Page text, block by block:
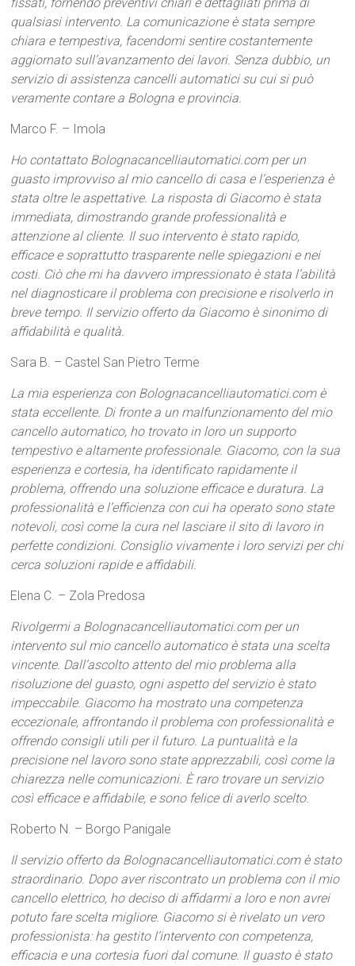
qualsiasi intervento. La comunicazione è stata sempre
chiara e tempestiva, facendomi sentire costantemente
aggiornato sull’avanzamento dei lavori. Senza dubbio, un
servizio di assistenza cancelli automatici su cui si può
veramente contare a Bologna e provincia.
Marco F. – Imola
Ho contattato Bolognacancelliautomatici.com per un
guasto improvviso al mio cancello di casa e l’esperienza è
stata oltre le aspettative. La risposta di Giacomo è stata
immediata, dimostrando grande professionalità e
attenzione al cliente. Il suo intervento è stato rapido,
efficace e soprattutto trasparente nelle spiegazioni e nei
costi. Ciò che mi ha davvero impressionato è stata l’abilità
nel diagnosticare il problema con precisione e risolverlo in
breve tempo. Il servizio offerto da Giacomo è sinonimo di
affidabilità e qualità.
Sara B. – Castel San Pietro Terme
La mia esperienza con Bolognacancelliautomatici.com è
stata eccellente. Di fronte a un malfunzionamento del mio
cancello automatico, ho trovato in loro un supporto
tempestivo e altamente professionale. Giacomo, con la sua
esperienza e cortesia, ha identificato rapidamente il
problema, offrendo una soluzione efficace e duratura. La
professionalità e l’efficienza con cui ha operato sono state
notevoli, così come la cura nel lasciare il sito di lavoro in
perfette condizioni. Consiglio vivamente i loro servizi per chi
cerca soluzioni rapide e affidabili.
Elena C. – Zola Predosa
Rivolgermi a Bolognacancelliautomatici.com per un
intervento sul mio cancello automatico è stata una scelta
vincente. Dall’ascolto attento del mio problema alla
risoluzione del guasto, ogni aspetto del servizio è stato
impeccabile. Giacomo ha mostrato una competenza
eccezionale, affrontando il problema con professionalità e
offrendo consigli utili per il futuro. La puntualità e la
precisione nel lavoro sono state apprezzabili, così come la
chiarezza nelle comunicazioni. È raro trovare un servizio
così efficace e affidabile, e sono felice di averlo scelto.
Roberto N. – Borgo Panigale
Il servizio offerto da Bolognacancelliautomatici.com è stato
straordinario. Dopo aver riscontrato un problema con il mio
cancello elettrico, ho deciso di affidarmi a loro e non avrei
potuto fare scelta migliore. Giacomo si è rivelato un vero
professionista: ha gestito l’intervento con competenza,
efficacia e una cortesia fuori dal comune. Il guasto è stato